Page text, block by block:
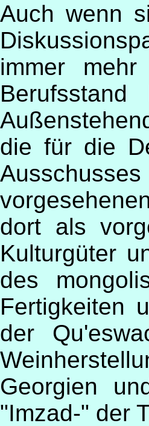
Auch wenn
immer
die für die
dort als
Kulturgüter
des
Fertigkeiten
der
Georgien
"Imzad-" der